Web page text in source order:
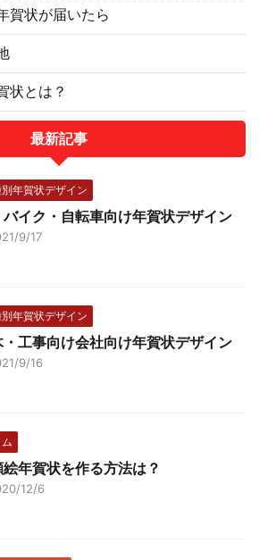
賀状が届いたら
状とは？
最新記事
年賀状デザイン
バイク・自転車向け年賀状デザイン
9/17
年賀状デザイン
・工事向け会社向け年賀状デザイン
9/16
年賀状を作る方法は？
12/6